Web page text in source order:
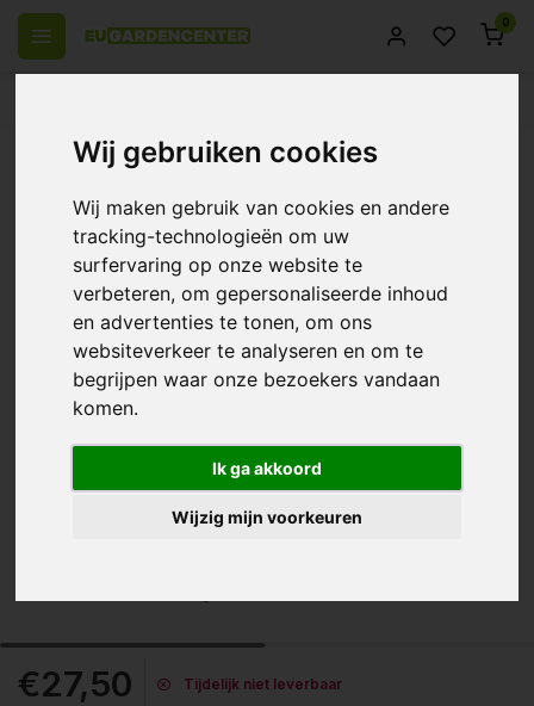
Wij gebruiken cookies
Wij maken gebruik van cookies en andere
tracking-technologieën om uw
surfervaring op onze website te
verbeteren, om gepersonaliseerde inhoud
en advertenties te tonen, om ons
websiteverkeer te analyseren en om te
begrijpen waar onze bezoekers vandaan
komen.
Ik ga akkoord
Wijzig mijn voorkeuren
0
Terug
Gardena Comfort Buxusschaar ~
Scharen & Knippers
0/10 (0 Reviews) Vergelijk
€27,50 Tijdelijk niet leverbaar